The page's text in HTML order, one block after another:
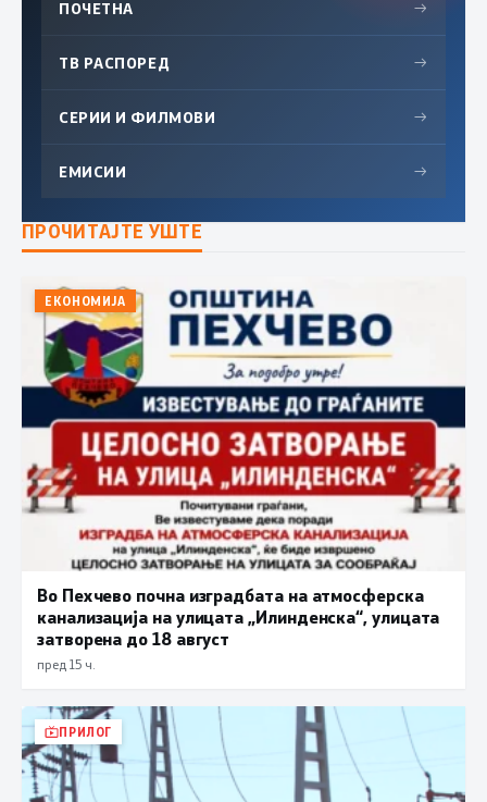
ПОЧЕТНА →
ТВ РАСПОРЕД →
СЕРИИ И ФИЛМОВИ →
ЕМИСИИ →
ПРОЧИТАЈТЕ УШТЕ
ЕКОНОМИЈА
Во Пехчево почна изградбата на атмосферска
канализација на улицата „Илинденска“, улицата
затворена до 18 август
пред 15 ч.
ПРИЛОГ